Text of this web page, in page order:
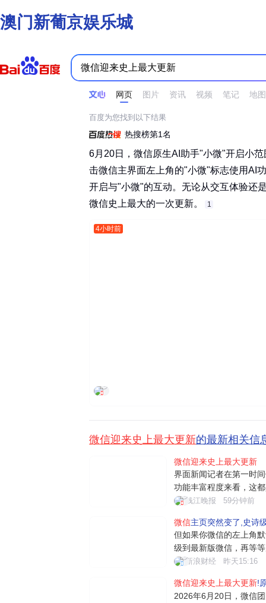
澳门新葡京娱乐城
网页 图片 资讯 视频 笔记 地图
时间不限 所有网页和文件 站点内检索
百度为您找到以下结果
热搜榜第1名
6月20日，微信原生AI助手"小微"开启小
击微信主界面左上角的"小微"标志使用AI
开启与"小微"的互动。无论从交互体验还
微信史上最大的一次更新。‌‌
1
4小时前
界面新闻
微信迎来史上最大更新的最新相关信
微信迎来史上最大更新
界面新闻记者在第一时
功能丰富程度来看，这
入"小微"后，用户可通
理等。例如"给妈妈发生
中值
钱江晚报 59分钟前
微信主页突然变了,史诗
但如果你微信的左上角
级到最新版微信，再等
别？可能有人会问：之
大。之前那些 AI 功能完
新浪财经 昨天15:16
微信迎来史上最大更新!
2026年6月20日，微信